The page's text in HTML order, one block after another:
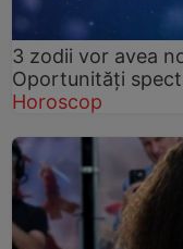
3 zodii vor avea
Oportunități
Horoscop